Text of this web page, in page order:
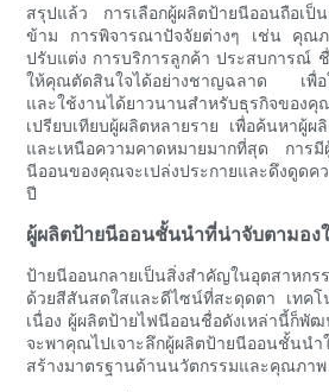
สรุปแล้ว การเลือกผู้ผลิตป้ายนีออนถือเป็
ข้าม การพิจารณาปัจจัยต่างๆ เช่น คุณภ
ปรับแต่ง การบริการลูกค้า ประสบการณ์
ให้คุณตัดสินใจได้อย่างชาญฉลาด เพื่อ
และใช้งานได้ยาวนานสำหรับธุรกิจขอ
เปรียบเทียบผู้ผลิตหลายราย เพื่อค้นหาผู้ผ
และเหนือความคาดหมายมากที่สุด การ
นีออนของคุณจะเปล่งประกายและดึงดูดค
ปี
ผู้ผลิตป้ายนีออนชั้นนำที่น่าจับตามอง
ป้ายนีออนกลายเป็นสิ่งสำคัญในอุตสาหก
ด้วยสีสันสดใสและดีไซน์ที่สะดุดตา เทคโ
เนื่อง ผู้ผลิตป้ายไฟนีออนชื่อดังเหล่านี้ก็พั
จะพาคุณไปเจาะลึกผู้ผลิตป้ายนีออนชั้นน
สร้างมาตรฐานด้านนวัตกรรมและคุณภาพ